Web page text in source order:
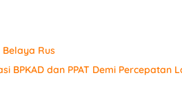
Rus
BPKAD dan PPAT Demi Percepatan